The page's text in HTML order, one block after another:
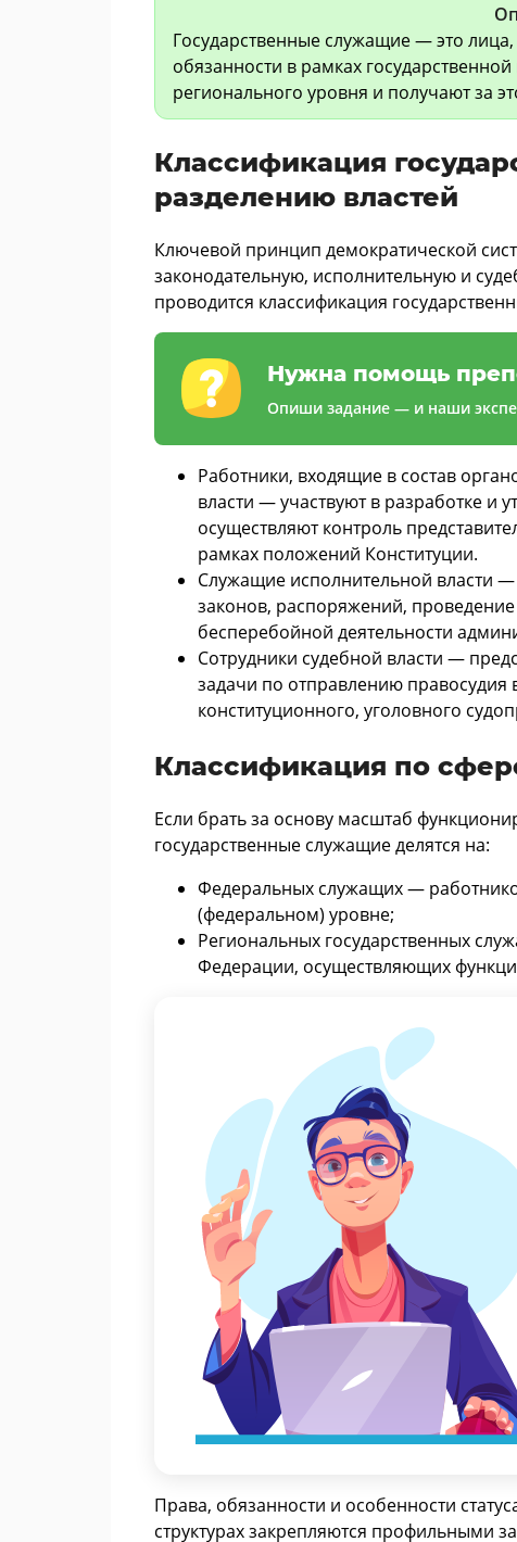
Государственные служащие — это
обязанности в рамках
регионального уровня и получают за
Классификация
разделению властей
Ключевой принцип демократической
законодательную, исполнительную и
проводится классификация
Нужна помощь
Опиши задание — и наши
Работники, входящие в состав
власти — участвуют в разработке и
осуществляют контроль
рамках положений Конституции.
Служащие исполнительной власти
законов, распоряжений,
бесперебойной деятельности
Сотрудники судебной власти —
задачи по отправлению правосудия
конституционного, уголовного
Классификация по
Если брать за основу масштаб
государственные служащие делятся на:
Федеральных служащих —
(федеральном) уровне;
Региональных государственных
Федерации, осуществляющих
Права, обязанности и особенности
структурах закрепляются профильными